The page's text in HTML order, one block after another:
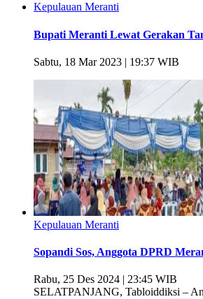
Kepulauan Meranti
Bupati Meranti Lewat Gerakan
Sabtu, 18 Mar 2023 | 19:37 WIB
Kepulauan Meranti
Sopandi Sos, Anggota DPRD
Rabu, 25 Des 2024 | 23:45 WIB
SELATPANJANG, Tabloiddiksi –